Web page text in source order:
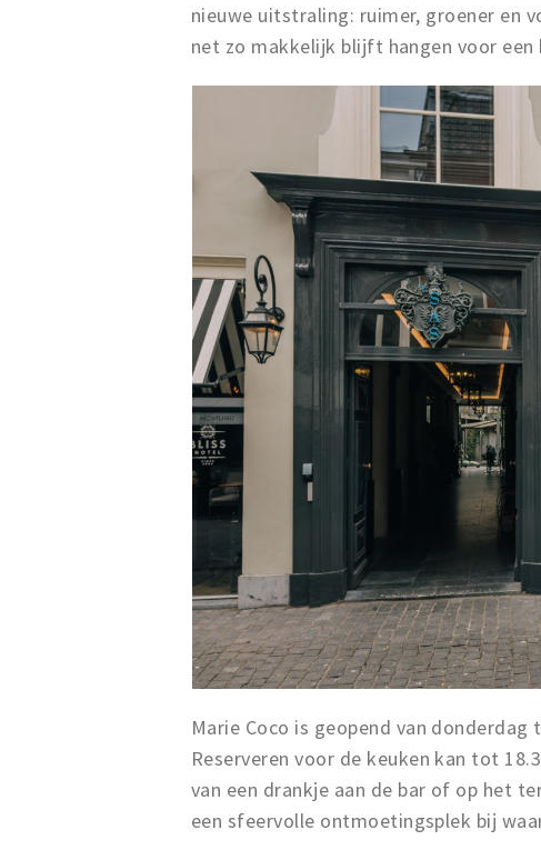
nieuwe uitstraling: ruimer, groener en
net zo makkelijk blijft hangen voor
Marie Coco is geopend van
Reserveren voor de keuken kan tot
van een drankje aan de bar of op het
een sfeervolle ontmoetingsplek bij